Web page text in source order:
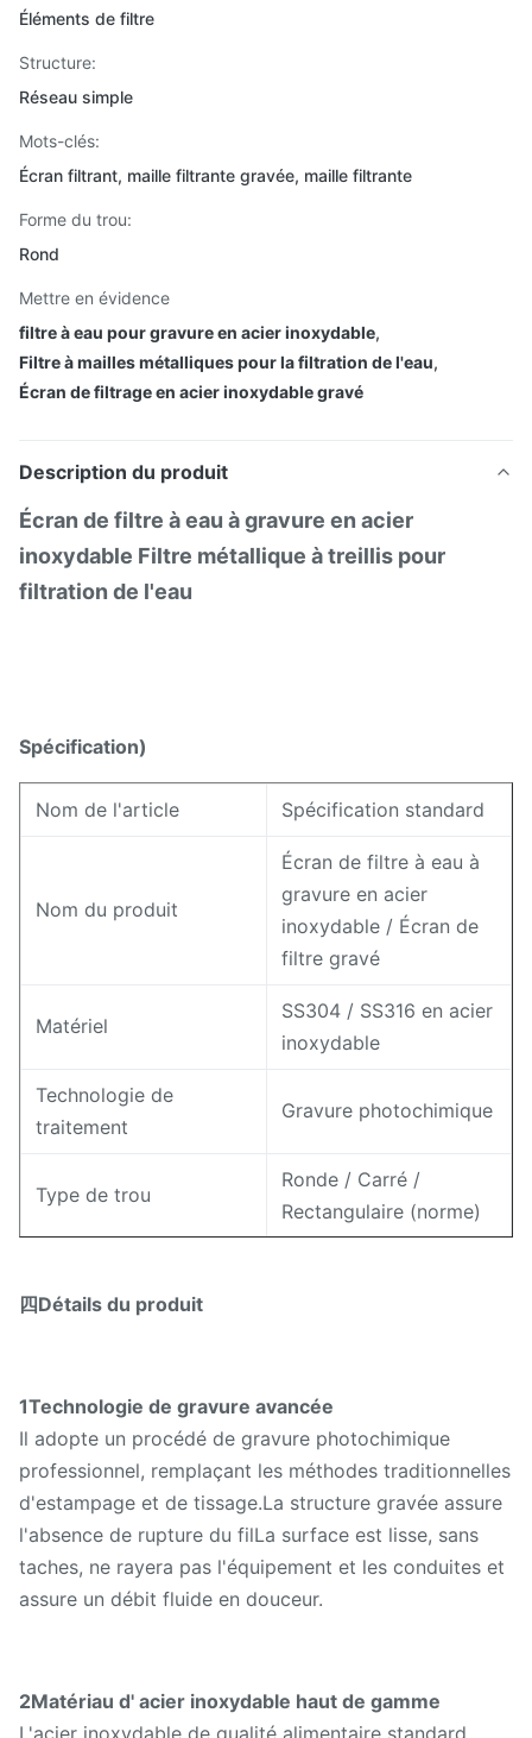
Éléments de filtre
Structure:
Réseau simple
Mots-clés:
Écran filtrant, maille filtrante gravée, maille filtrante
Forme du trou:
Rond
Mettre en évidence
filtre à eau pour gravure en acier inoxydable,
Filtre à mailles métalliques pour la filtration de l'eau,
Écran de filtrage en acier inoxydable gravé
Description du produit
Écran de filtre à eau à gravure en acier
inoxydable Filtre métallique à treillis pour
filtration de l'eau
Spécification)
Nom de l'article Spécification standard
Nom du produit
Écran de filtre à eau à
gravure en acier
inoxydable / Écran de
filtre gravé
Matériel
SS304 / SS316 en acier
inoxydable
Technologie de
traitement
Gravure photochimique
Type de trou
Ronde / Carré /
Rectangulaire (norme)
Épaisseur de la plaque
Caractéristique
écorchure, résistante à
la corrosion,
réutilisable, facile à
nettoyer
Application du projet
Filtration de l'eau,
filtration des liquides,
filtres ménagers, petits
Quantité de produit
10 pièces (taille
standard en stock)
四Détails du produit
1Technologie de gravure avancée
Il adopte un procédé de gravure photochimique
professionnel, remplaçant les méthodes traditionnelles
d'estampage et de tissage.La structure gravée assure
l'absence de rupture du filLa surface est lisse, sans
taches, ne rayera pas l'équipement et les conduites et
assure un débit fluide en douceur.
2Matériau d' acier inoxydable haut de gamme